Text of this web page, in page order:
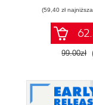
(59,40 zł
99.00zł